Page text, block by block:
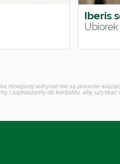
Iberis
witrynie nie są prawnie
i zapraszamy do kontaktu, aby